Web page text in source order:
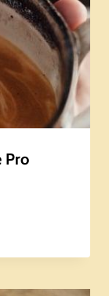
Pro